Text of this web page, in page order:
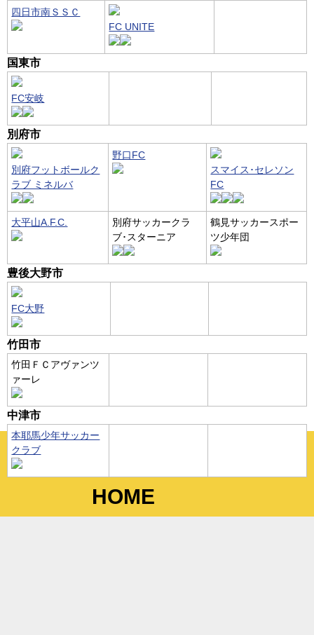
四日市南ＳＳＣ
FC UNITE
国東市
FC安岐
別府市
別府フットボールク
ラブ ミネルバ
野口FC
スマイス･セレソン
FC
大平山A.F.C.
別府サッカークラ
ブ･スターニア
鶴見サッカースポー
ツ少年団
豊後大野市
FC大野
竹田市
竹田ＦＣアヴァンツ
ァーレ
中津市
本耶馬少年サッカー
クラブ
HOME